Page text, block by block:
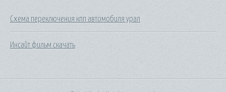
Схема переключения кпп автомобиля урал
Инсайт фильм скачать